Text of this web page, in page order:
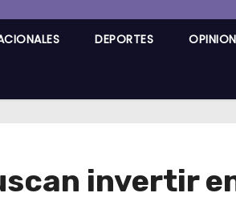
DEPORTES OPINION
invertir